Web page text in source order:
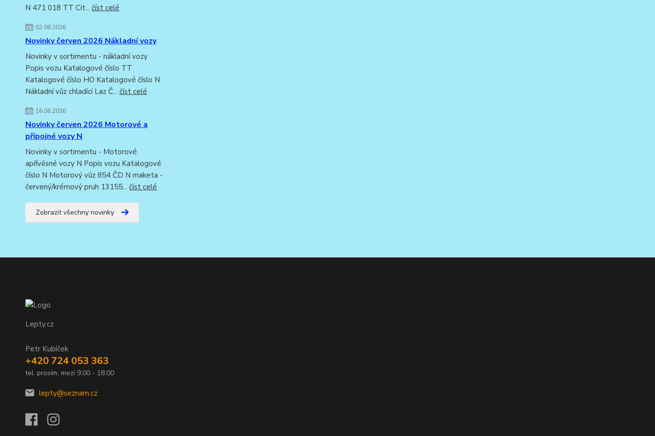
N 471 018 TT Cit... číst celé
02.06.2026
Novinky červen 2026 Nákladní vozy
Novinky v sortimentu - nákladní vozy
Popis vozu Katalogové číslo TT
Katalogové číslo HO Katalogové číslo N
Nákladní vůz chladící Laz Č... číst celé
16.06.2026
Novinky červen 2026 Motorové a
přípojné vozy N
Novinky v sortimentu - Motorové
apřívěsné vozy N Popis vozu Katalogové
číslo N Motorový vůz 854 ČD N maketa -
červený/krémový pruh 13155... číst celé
Zobrazit všechny novinky
Lepty.cz
Petr Kubíček
+420 724 053 363
tel. prosím, mezi 9.00 - 18.00
lepty@seznam.cz